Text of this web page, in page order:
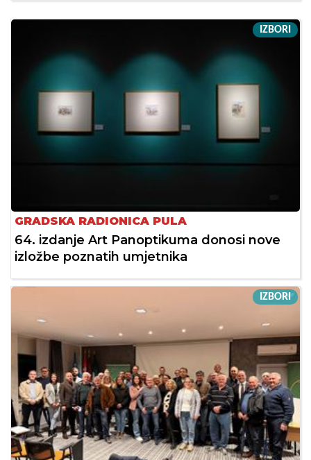
IZBORI
GRADSKA RADIONICA PULA
64. izdanje Art Panoptikuma donosi nove
izložbe poznatih umjetnika
IZBORI